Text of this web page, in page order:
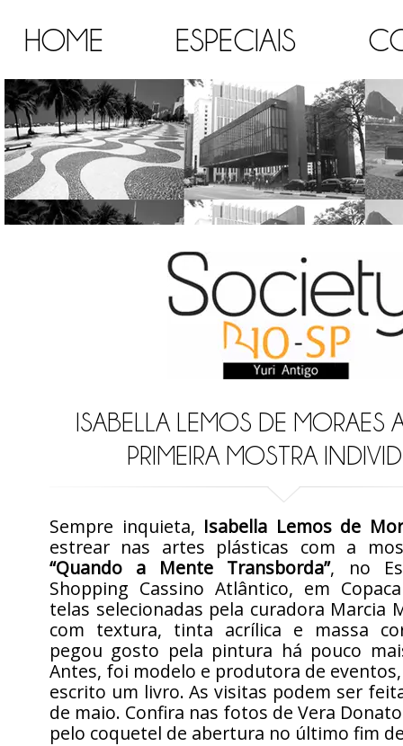
HOME ESPECIAIS
ISABELLA LEMOS DE MORAES
PRIMEIRA MOSTRA
Sempre inquieta, Isabella Lemos de
estrear nas artes plásticas com a
“Quando a Mente Transborda”, no
Shopping Cassino Atlântico, em
telas selecionadas pela curadora Marcia
com textura, tinta acrílica e massa
pegou gosto pela pintura há pouco
Antes, foi modelo e produtora de
escrito um livro. As visitas podem ser
de maio. Confira nas fotos de Vera
pelo coquetel de abertura no último fim